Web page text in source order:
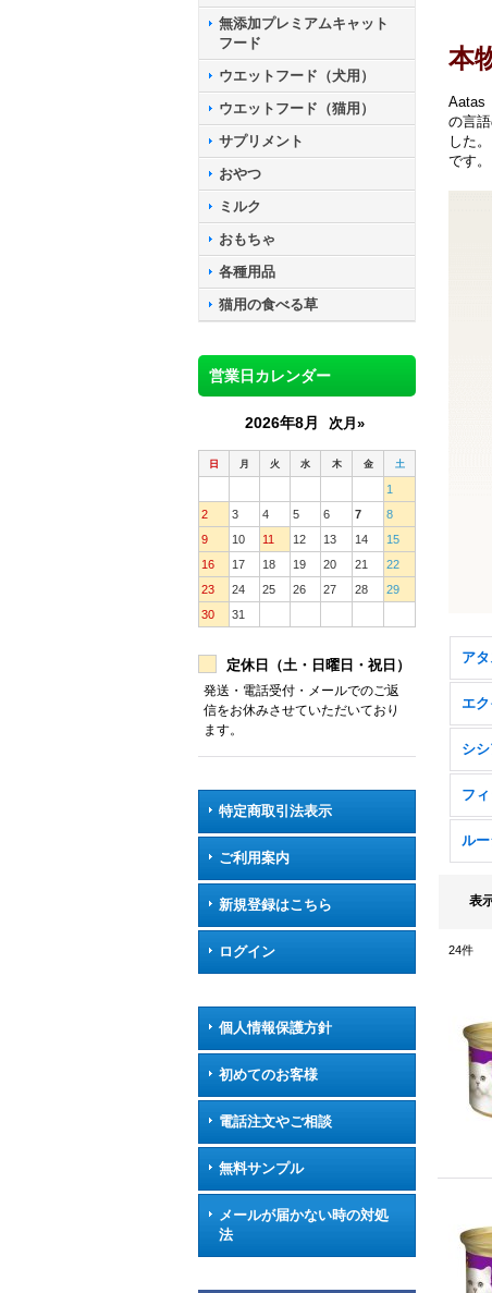
無添加プレミアムキャット
フード
ウエットフード（犬用）
ウエットフード（猫用）
サプリメント
おやつ
ミルク
おもちゃ
各種用品
猫用の食べる草
営業日カレンダー
2026年8月 次月»
日 月 火 水 木 金 土
1
2
3 4 5 6 7
8
9
10 11 12 13 14
15
16
17 18 19 20 21
22
23
24 25 26 27 28
29
30
31
定休日（土・日曜日・祝日）
発送・電話受付・メールでのご返
信をお休みさせていただいており
ます。
特定商取引法表示
ご利用案内
新規登録はこちら
ログイン
個人情報保護方針
初めてのお客様
電話注文やご相談
無料サンプル
メールが届かない時の対処
法
本
Aatas
の言
した
です。
ア
エ
シ
フ
ル
表
24件